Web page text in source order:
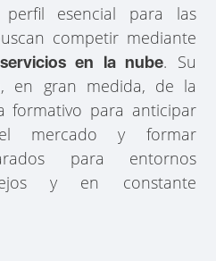
esencial para las
competir mediante
servicios en la nube. Su
en gran medida, de la
formativo para anticipar
mercado y formar
para entornos
y en constante